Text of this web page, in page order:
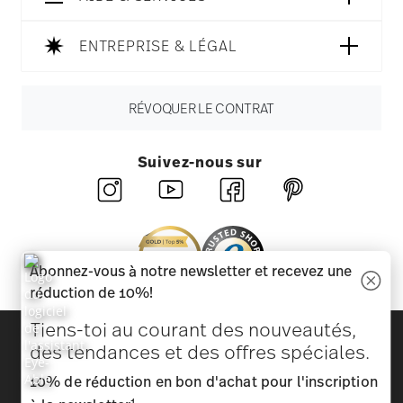
ENTREPRISE & LÉGAL
RÉVOQUER LE CONTRAT
Suivez-nous sur
Découvrez toutes nos marques
Beauté et fonctionnalité pour votre maison
Homepage CGV
Abonnez-vous à notre newsletter et recevez une
réduction de 10%!
Tiens-toi au courant des nouveautés,
des tendances et des offres spéciales.
10% de réduction en bon d'achat pour l'inscription